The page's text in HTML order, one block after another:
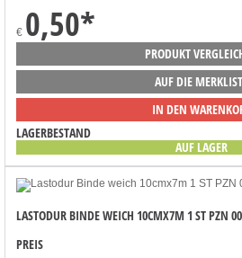
€ 0,50*
PRODUKT
AUF DIE
IN DEN
LAGERBESTAND
AUF LAGER
LASTODUR BINDE WEICH 10CMX7M 1 ST PZN
PREIS